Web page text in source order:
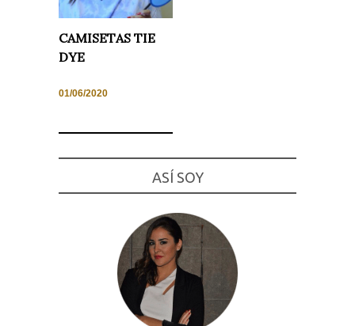
CAMISETAS TIE
DYE
01/06/2020
ASÍ SOY
Experiencia
nuestra web
funcione lo
visita. Si
funcionalidades
de la web.